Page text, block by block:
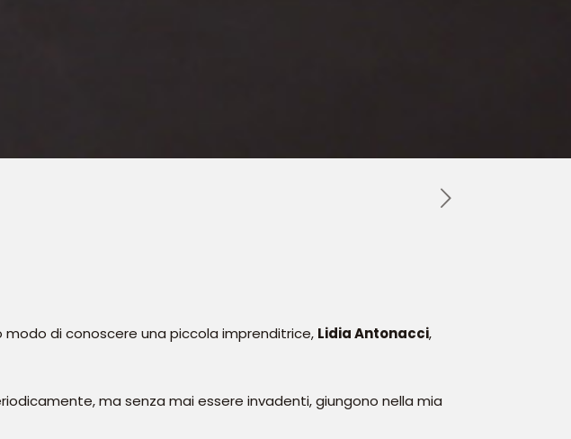
di conoscere una piccola imprenditrice, Lidia Antonacci,
ma senza mai essere invadenti, giungono nella mia